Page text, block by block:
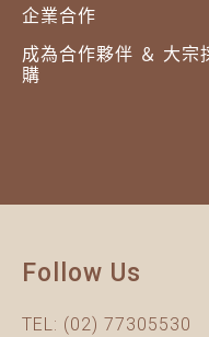
企業合作
成為合作夥伴 ＆ 大宗
購
Follow Us
TEL: (02) 77305530